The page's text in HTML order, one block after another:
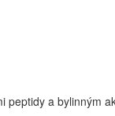
peptidy a bylinným